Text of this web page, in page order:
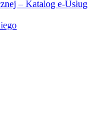
– Katalog e-Usług